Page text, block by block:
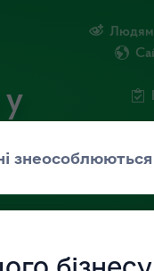
у
Людям